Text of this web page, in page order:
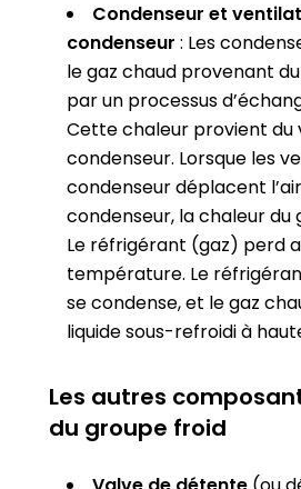
Condenseur et
condenseur: Les
le gaz chaud provenant
par un processus
Cette chaleur provient du
condenseur. Lorsque les
condenseur déplacent
condenseur, la chaleur du
Le réfrigérant (gaz) perd
température. Le
se condense, et le gaz
liquide sous-refroidi à
Les autres
du groupe froid